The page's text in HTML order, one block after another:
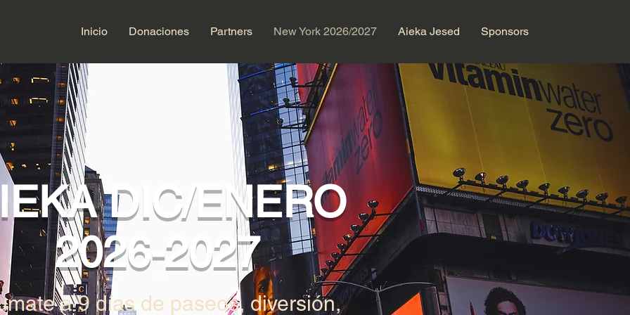
Inicio Donaciones Partners New York 2026/2027 Aieka Jesed Sponsors
a 9 días de paseos, diversión,
DIC/ENERO
2026-2027